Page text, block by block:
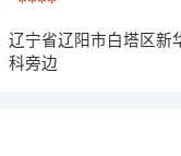
辽宁省辽阳市白塔区新
科旁边